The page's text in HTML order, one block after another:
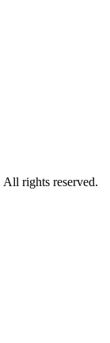
All rights reserved.